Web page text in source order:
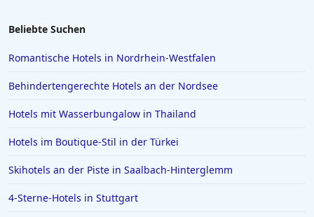
Reisende, die eine schöne Aussicht, Bequemlichkeit und eine
Aufenthalte als auch für längere Urlaube ideal macht.
Hotels in Lazise
Hotels auf Rhodos
Hotels in Den Haag
Hotels in Amalfi
Hotels in Meran
Beliebte Suchen
Romantische Hotels in Nordrhein-Westfalen
Behindertengerechte Hotels an der Nordsee
Hotels mit Wasserbungalow in Thailand
Hotels im Boutique-Stil in der Türkei
Skihotels an der Piste in Saalbach-Hinterglemm
4-Sterne-Hotels in Stuttgart